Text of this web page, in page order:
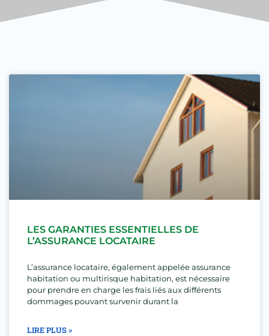
LES GARANTIES ESSENTIELLES DE
L’ASSURANCE LOCATAIRE
L’assurance locataire, également appelée assurance
habitation ou multirisque habitation, est nécessaire
pour prendre en charge les frais liés aux différents
dommages pouvant survenir durant la
LIRE PLUS »